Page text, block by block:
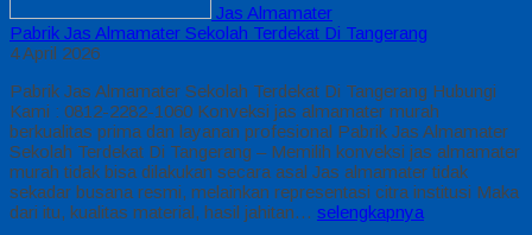
Jas Almamater
Pabrik Jas Almamater Sekolah Terdekat Di Tangerang
4 April 2026
Pabrik Jas Almamater Sekolah Terdekat Di Tangerang Hubungi
Kami : 0812-2282-1060 Konveksi jas almamater murah
berkualitas prima dan layanan profesional Pabrik Jas Almamater
Sekolah Terdekat Di Tangerang – Memilih konveksi jas almamater
murah tidak bisa dilakukan secara asal Jas almamater tidak
sekadar busana resmi, melainkan representasi citra institusi Maka
dari itu, kualitas material, hasil jahitan… selengkapnya